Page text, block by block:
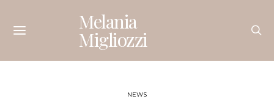
Melania
Migliozzi
NEWS